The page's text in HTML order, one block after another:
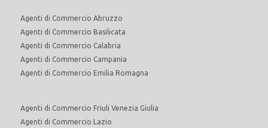
Agenti di Commercio Abruzzo
Agenti di Commercio Basilicata
Agenti di Commercio Calabria
Agenti di Commercio Campania
Agenti di Commercio Emilia Romagna
Agenti di Commercio Friuli Venezia Giulia
Agenti di Commercio Lazio